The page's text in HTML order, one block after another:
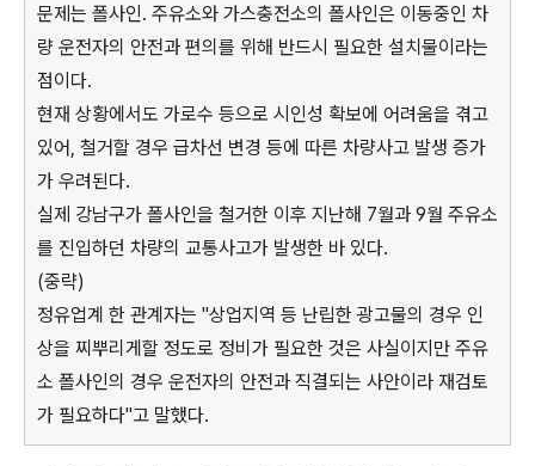
문제는 폴사인. 주유소와 가스충전소의 폴사인은 이동중인 차
량 운전자의 안전과 편의를 위해 반드시 필요한 설치물이라는
점이다.
현재 상황에서도 가로수 등으로 시인성 확보에 어려움을 겪고
있어, 철거할 경우 급차선 변경 등에 따른 차량사고 발생 증가
가 우려된다.
실제 강남구가 폴사인을 철거한 이후 지난해 7월과 9월 주유소
를 진입하던 차량의 교통사고가 발생한 바 있다.
(중략)
정유업계 한 관계자는 "상업지역 등 난립한 광고물의 경우 인
상을 찌뿌리게할 정도로 정비가 필요한 것은 사실이지만 주유
소 폴사인의 경우 운전자의 안전과 직결되는 사안이라 재검토
가 필요하다"고 말했다.